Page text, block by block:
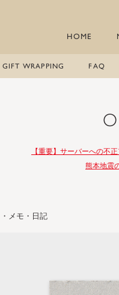
HOME
GIFT WRAPPING FAQ
【重要】サーバーへの不
熊本地震
メモ・日記